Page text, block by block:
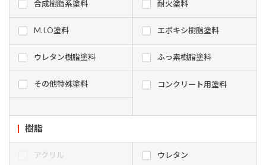
合成樹脂系塗料 耐火塗料
M.I.O塗料 エポキシ樹脂塗料
ウレタン樹脂塗料 ふっ素樹脂塗料
その他特殊塗料 コンクリート用塗料
樹脂
アクリル ウレタン